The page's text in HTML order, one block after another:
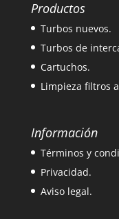
Productos
Turbos nuevos.
Turbos de
Cartuchos.
Limpieza filtros
Información
Términos y
Privacidad.
Aviso legal.